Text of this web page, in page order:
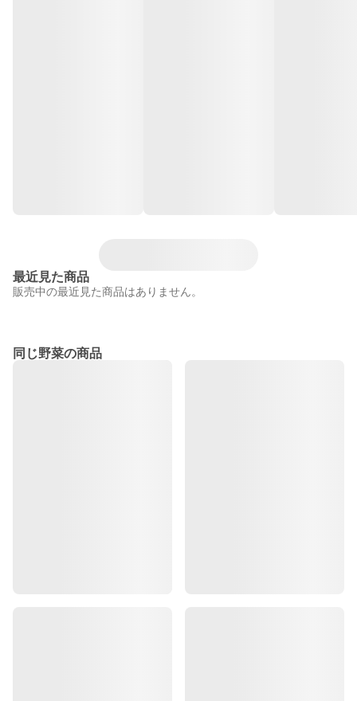
最近見た商品
販売中の最近見た商品はありません。
同じ野菜の商品